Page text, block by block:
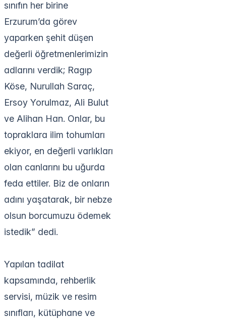
sınıfın her birine
Erzurum’da görev
yaparken şehit düşen
değerli öğretmenlerimizin
adlarını verdik; Ragıp
Köse, Nurullah Saraç,
Ersoy Yorulmaz, Ali Bulut
ve Alihan Han. Onlar, bu
topraklara ilim tohumları
ekiyor, en değerli varlıkları
olan canlarını bu uğurda
feda ettiler. Biz de onların
adını yaşatarak, bir nebze
olsun borcumuzu ödemek
istedik” dedi.
Yapılan tadilat
kapsamında, rehberlik
servisi, müzik ve resim
sınıfları, kütüphane ve